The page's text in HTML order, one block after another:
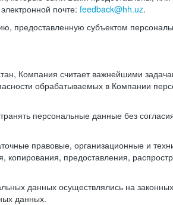
почте: feedback@hh.uz.
предоставленную субъектом
Компания считает важнейшими
обрабатываемых в Компании
персональные данные без
правовые, организационные и
предоставления,
данных осуществлялись на
данных.